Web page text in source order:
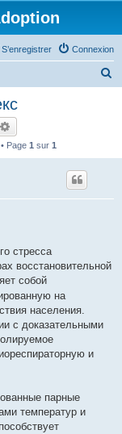
Connexion
S’enregistrer
Page 1 sur 1
стресса
восстановительной
собой
на
населения.
с доказательными
и
парные
температур и